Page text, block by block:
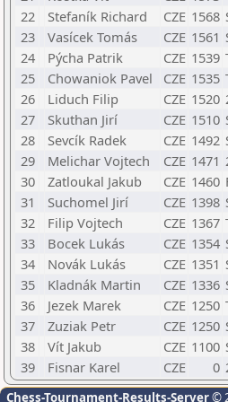
22
Stefaník Richard CZE 1568
23
Vasícek Tomás CZE 1561
24
Pýcha Patrik CZE 1539
25
Chowaniok Pavel CZE 1535
26
Liduch Filip CZE 1520
27
Skuthan Jirí CZE 1510
28
Sevcík Radek CZE 1492
29
Melichar Vojtech CZE 1471
30
Zatloukal Jakub CZE 1460
31
Suchomel Jirí CZE 1398
32
Filip Vojtech CZE 1367
33
Bocek Lukás CZE 1354
34
Novák Lukás CZE 1351
35
Kladnák Martin CZE 1336
36
Jezek Marek CZE 1250
37
Zuziak Petr CZE 1250
38
Vít Jakub CZE 1100
39
Fisnar Karel CZE 0
Chess-Tournament-Results-Server©